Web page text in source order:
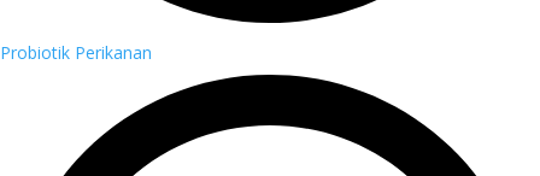
Probiotik Perikanan